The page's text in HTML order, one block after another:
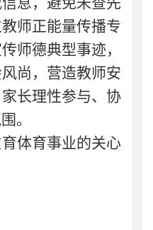
师正能量传播专
师德典型事迹，
尚，营造教师安
长理性参与、协
。
体育事业的关心